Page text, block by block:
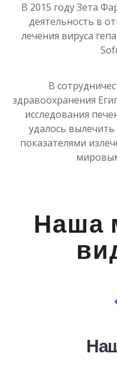
В 2015 году Зета
деятельность в
лечения вируса
В
здравоохранения
исследования
удалось
показателями
Наша